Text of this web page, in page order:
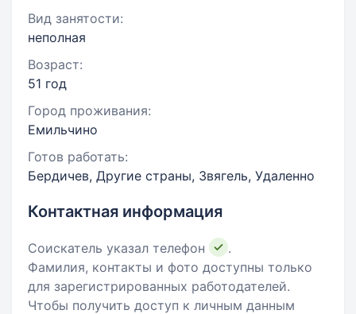
Вид занятости:
неполная
Возраст:
51 год
Город проживания:
Емильчино
Готов работать:
Бердичев, Другие страны, Звягель, Удаленно
Контактная информация
Соискатель указал телефон
.
Фамилия, контакты и фото доступны только
для зарегистрированных работодателей.
Чтобы получить доступ к личным данным